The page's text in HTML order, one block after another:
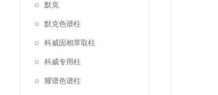
默克
默克色谱柱
科威固相萃取柱
科威专用柱
耀谱色谱柱